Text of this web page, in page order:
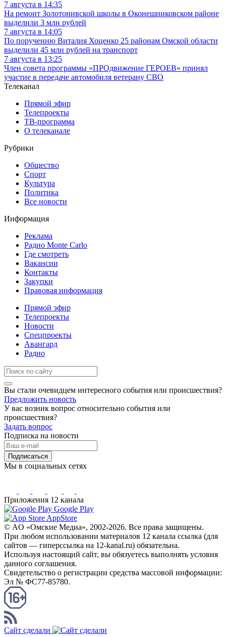
7 августа в 14:35
На ремонт Золотонивской школы в Оконешниковском районе
выделили 3 млн рублей
7 августа в 14:05
По поручению Виталия Хоценко 25 районам Омской области
выделили 45 млн рублей на транспорт
7 августа в 13:25
Член совета программы «ПРОдвижение ГЕРОЕВ» принял
участие в передаче автомобиля ветерану СВО
Телеканал
Прямой эфир
Телепроекты
ТВ-программа
О телеканале
Рубрики
Общество
Спорт
Культура
Политика
Все новости
Информация
Реклама
Радио Monte Carlo
Где смотреть
Вакансии
Контакты
Закупки
Правовая информация
Прямой эфир
Телепроекты
Новости
Спецпроекты
Авангард
Радио
Вы стали очевидцем интересного события или происшествия?
Предложить новость
У вас возник вопрос относительно события или
происшествия?
Задать вопрос
Подписка на новости
Подписаться
Мы в социальных сетях
Приложения 12 канала
Google Play
AppStore
© AO «Омские Медиа», 2002-2026. Все права защищены.
При любом использовании материалов 12 канала ссылка (для
сайтов — гиперссылка на 12-kanal.ru) обязательна.
Используя настоящий сайт, вы обязуетесь выполнять условия
данного соглашения.
Свидетельство о регистрации средства массовой информации:
Эл № ФС77-85780.
Сайт сделали